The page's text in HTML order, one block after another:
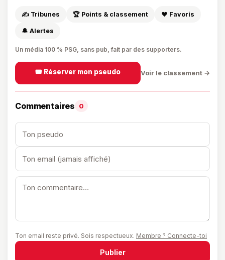
✍️ Tribunes 🏆 Points & classement ❤️ Favoris
🔔 Alertes
Un média 100 % PSG, sans pub, fait par des supporters.
🎟️ Réserver mon pseudo Voir le classement →
Commentaires 0
Ton email reste privé. Sois respectueux. Membre ? Connecte-toi
Publier